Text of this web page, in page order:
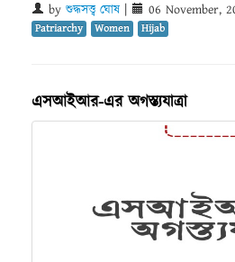
by শুদ্ধসত্ত্ব ঘোষ 06 November,
Patriarchy
Women Hijab
এসআইআর-এর অগস্ত্যযাত্রা